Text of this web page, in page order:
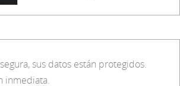
sus datos están protegidos.
inmediata.